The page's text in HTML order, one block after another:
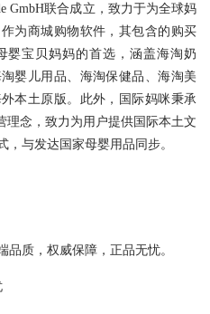
GmbH联合成立，致力于为全球妈
为商城购物软件，其包含的购买
婴宝贝妈妈的首选，涵盖海淘奶
婴儿用品、海淘保健品、海淘美
本土原版。此外，国际妈咪秉承
理念，致力为用户提供国际本土文
与发达国家母婴用品同步。
质，权威保障，正品无忧。